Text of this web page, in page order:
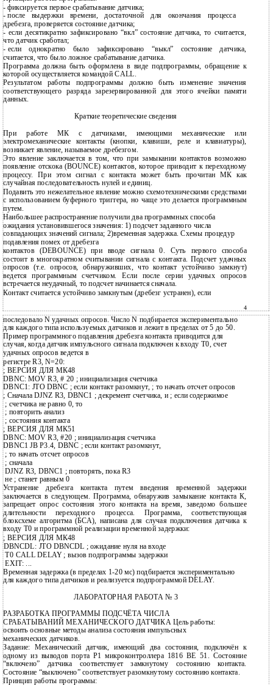
- фиксируется первое срабатывание датчика;
- после выдержки времени, достаточной для окончания процесса
дребезга, проверяется состояние датчика;
- если десятикратно зафиксировано “вкл” состояние датчика, то считается,
что датчик сработал;
- если однократно было зафиксировано “выкл” состояние датчика,
считается, что было ложное срабатывание датчика.
Программа должна быть оформлена в виде подпрограммы, обращение к
которой осуществляется командой CALL.
Результатом работы подпрограммы должно быть изменение значения
соответствующего разряда зарезервированной для этого ячейки памяти
данных.
Краткие теоретические сведения
При работе МК с датчиками, имеющими механические или
электромеханические контакты (кнопки, клавиши, реле и клавиатуры),
возникает явление, называемое дребезгом.
Это явление заключается в том, что при замыкании контактов возможно
появление отскока (BOUNCE) контактов, которое приводит к переходному
процессу. При этом сигнал с контакта может быть прочитан МК как
случайная последовательность нулей и единиц.
Подавить это нежелательное явление можно схемотехническими средствами
с использованием буферного триггера, но чаще это делается программным
путем.
Наибольшее распространение получили два программных способа
ожидания установившегося значения: 1) подсчет заданного числа
совпадающих значений сигнала; 2)временная задержка. Схемы процедур
подавления помех от дребезга
контактов (DEBOUNCE) при вводе сигнала 0. Суть первого способа
состоит в многократном считывании сигнала с контакта. Подсчет удачных
опросов (т.е. опросов, обнаруживших, что контакт устойчиво замкнут)
ведется программным счетчиком. Если после серии удачных опросов
встречается неудачный, то подсчет начинается сначала.
Контакт считается устойчиво замкнутым (дребезг устранен), если
4
последовало N удачных опросов. Число N подбирается экспериментально
для каждого типа используемых датчиков и лежит в пределах от 5 до 50.
Пример программного подавления дребезга контакта приводится для
случая, когда датчик импульсного сигнала подключен к входу Т0, счет
удачных опросов ведется в
регистре R3, N=20:
; ВЕРСИЯ ДЛЯ МК48
DBNC: MOV R3, # 20 ; инициализация счетчика
DBNC1: JTO DBNC ; если контакт разомкнут, ; то начать отсчет опросов
; Сначала DJNZ R3, DBNC1 ; декремент счетчика, и ; если содержимое
; счетчика не равно 0, то
; повторить анализ
; состояния контакта
; ВЕРСИЯ ДЛЯ МК51
DBNC: MOV R3, #20 ; инициализация счетчика
DBNC1 JB P3.4, DBNC ; если контакт разомкнут,
; то начать отсчет опросов
; сначала
DJNZ R3, DBNC1 ; повторять, пока R3
не ; станет равным 0
Устранение дребезга контакта путем введения временной задержки
заключается в следующем. Программа, обнаружив замыкание контакта К,
запрещает опрос состояния этого контакта на время, заведомо большее
длительности переходного процесса. Программа, соответствующая
блоксхеме алгоритма (БСА), написана для случая подключения датчика к
входу Т0 и программной реализации временной задержки:
; ВЕРСИЯ ДЛЯ МК48
DBNCDL: JTO DBNCDL ; ожидание нуля на входе
Т0 CALL DELAY ; вызов подпрограммы задержки
EXIT: ...
Временная задержка (в пределах 1-20 мс) подбирается экспериментально
для каждого типа датчиков и реализуется подпрограммой DELAY.
ЛАБОРАТОРНАЯ РАБОТА № 3
РАЗРАБОТКА ПРОГРАММЫ ПОДСЧЁТА ЧИСЛА
СРАБАТЫВАНИЙ МЕХАНИЧЕСКОГО ДАТЧИКА Цель работы:
освоить основные методы анализа состояния импульсных
механических датчиков.
Задание: Механический датчик, имеющий два состояния, подключён к
одному из выводов порта Р1 микроконтроллера 1816 ВЕ 51. Состояние
“включено” датчика соответствует замкнутому состоянию контакта.
Состояние “выключено” соответствует разомкнутому состоянию контакта.
Принцип работы программы: